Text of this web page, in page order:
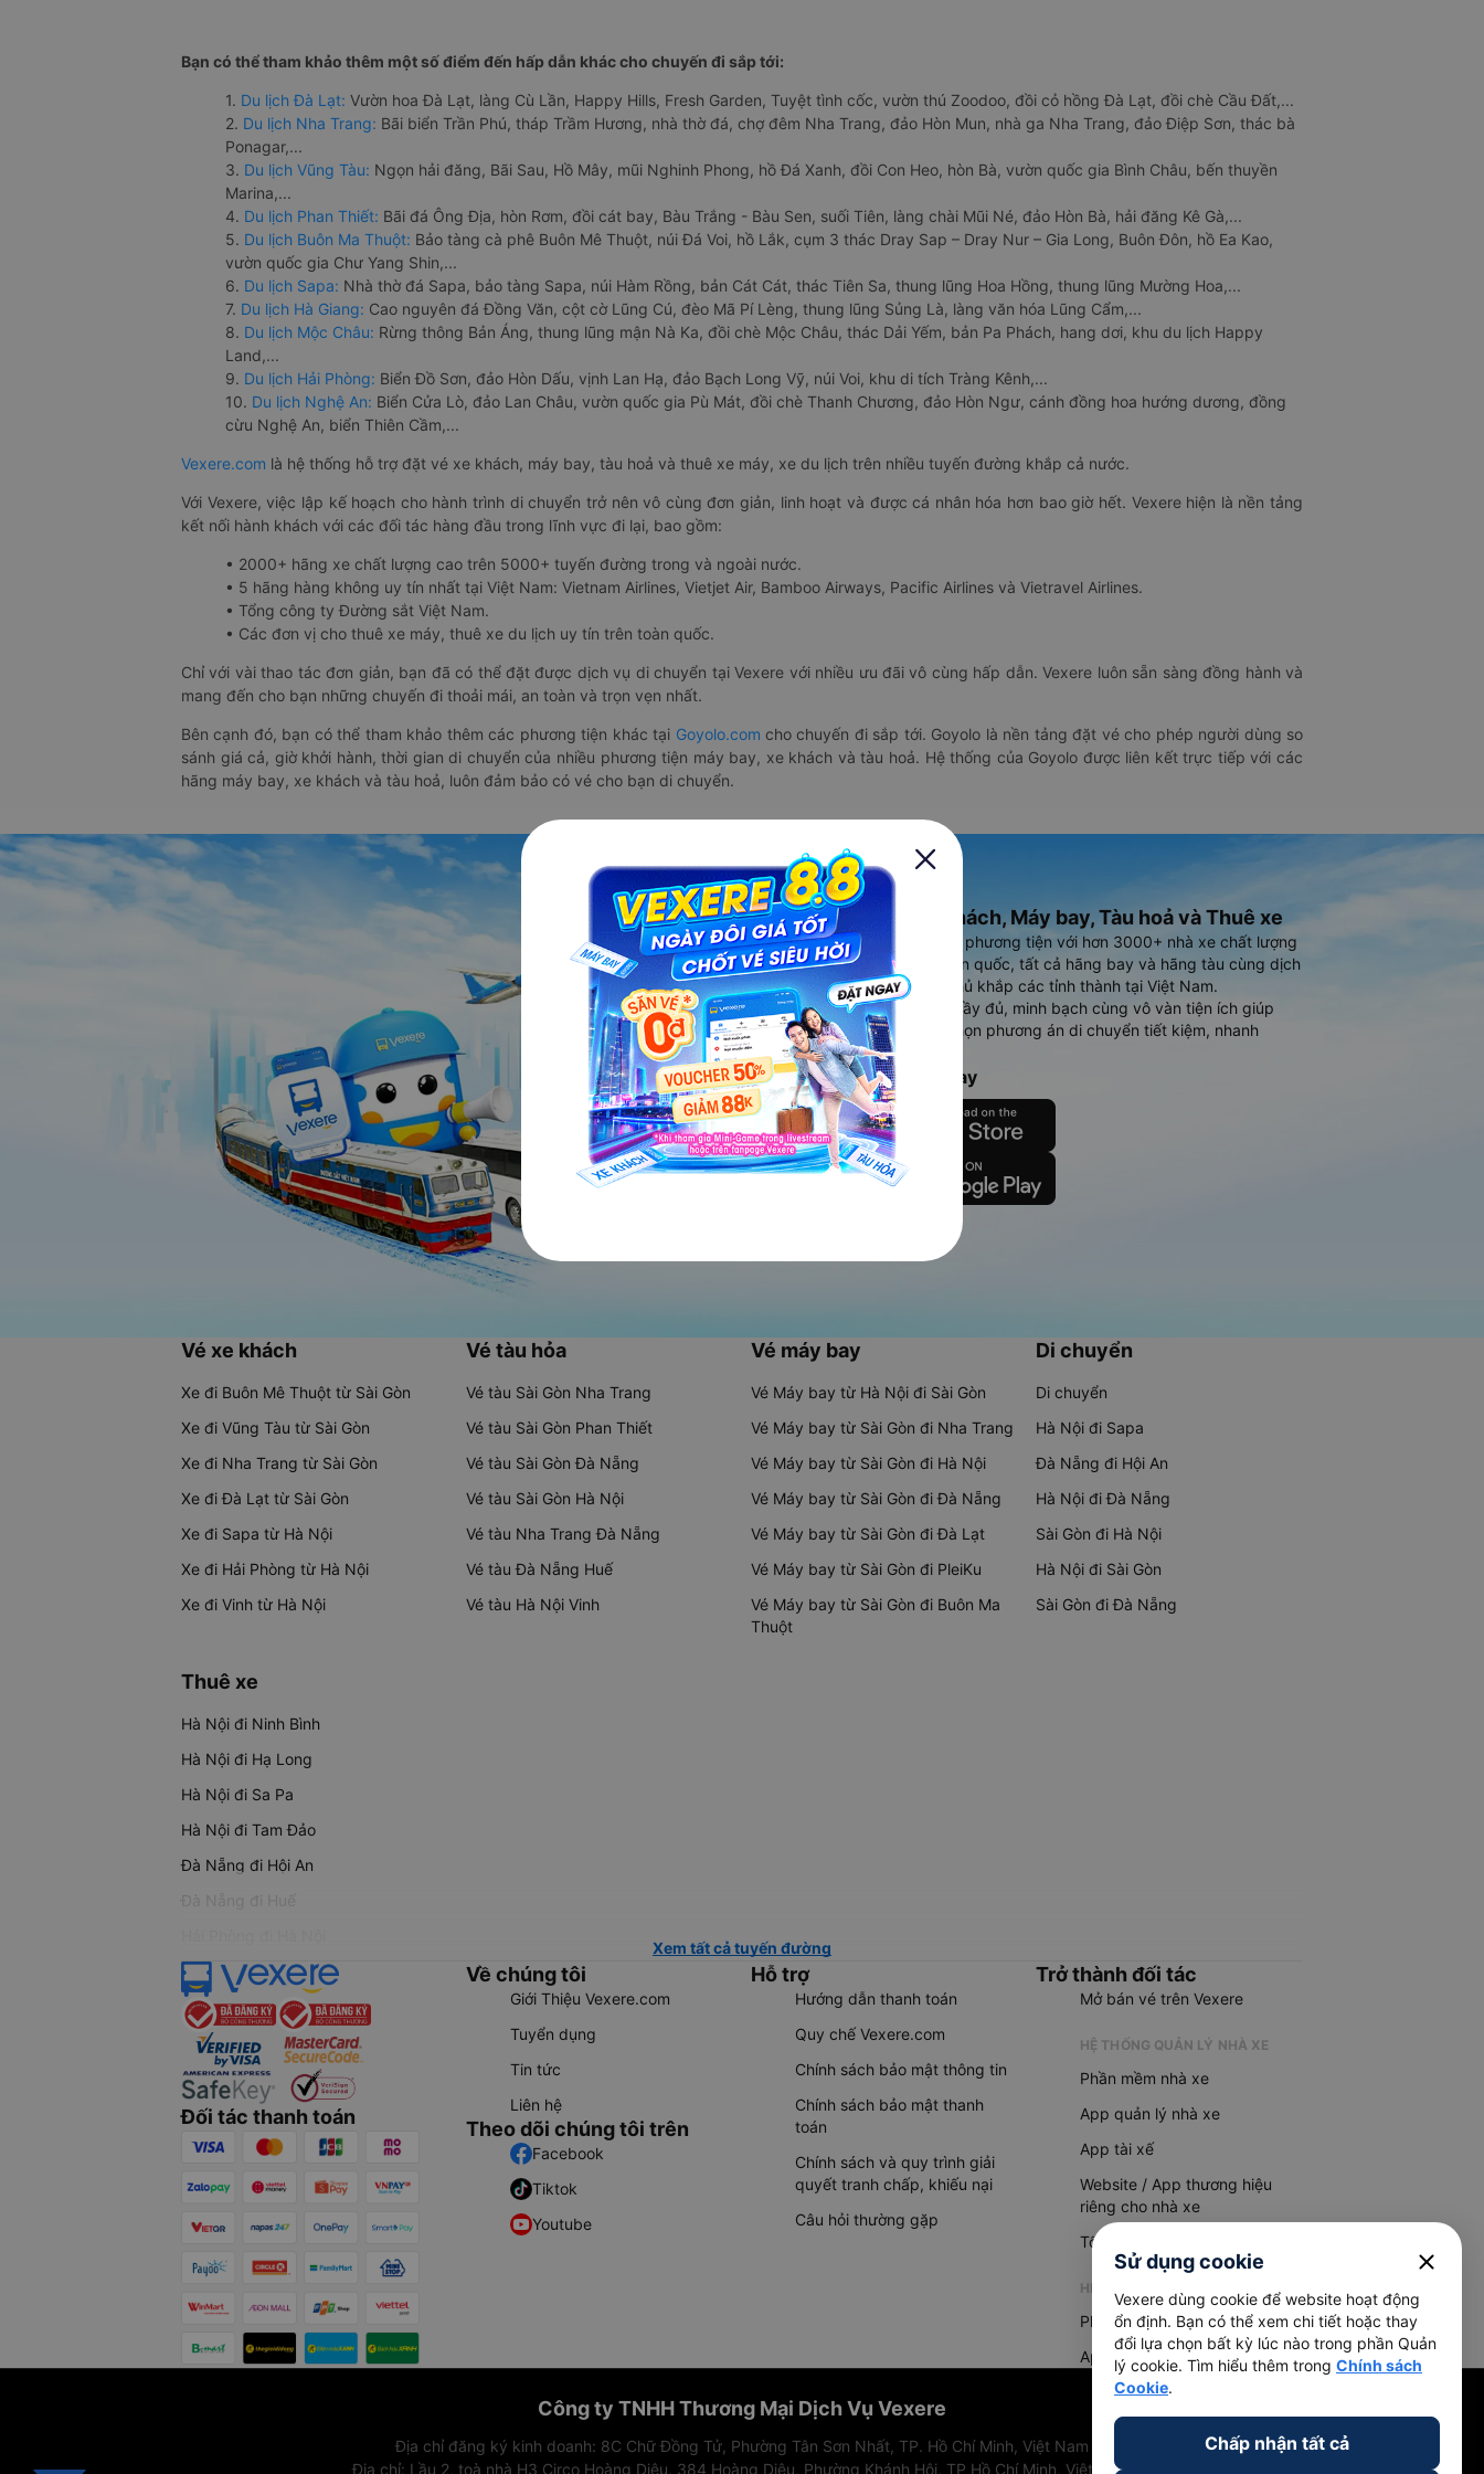
Bạn có thể tham khảo thêm một số điểm đến hấp dẫn khác cho chuyến đi sắp tới:
1. Du lịch Đà Lạt: Vườn hoa Đà Lạt, làng Cù Lần, Happy Hills, Fresh Garden, Tuyệt tình cốc, vườn thú Zoodoo, đồi cỏ hồng Đà Lạt, đồi chè Cầu Đất,...
2. Du lịch Nha Trang: Bãi biển Trần Phú, tháp Trầm Hương, nhà thờ đá, chợ đêm Nha Trang, đảo Hòn Mun, nhà ga Nha Trang, đảo Điệp Sơn, thác bà
Ponagar,...
3. Du lịch Vũng Tàu: Ngọn hải đăng, Bãi Sau, Hồ Mây, mũi Nghinh Phong, hồ Đá Xanh, đồi Con Heo, hòn Bà, vườn quốc gia Bình Châu, bến thuyền
Marina,...
4. Du lịch Phan Thiết: Bãi đá Ông Địa, hòn Rơm, đồi cát bay, Bàu Trắng - Bàu Sen, suối Tiên, làng chài Mũi Né, đảo Hòn Bà, hải đăng Kê Gà,...
5. Du lịch Buôn Ma Thuột: Bảo tàng cà phê Buôn Mê Thuột, núi Đá Voi, hồ Lắk, cụm 3 thác Dray Sap – Dray Nur – Gia Long, Buôn Đôn, hồ Ea Kao,
vườn quốc gia Chư Yang Shin,...
6. Du lịch Sapa: Nhà thờ đá Sapa, bảo tàng Sapa, núi Hàm Rồng, bản Cát Cát, thác Tiên Sa, thung lũng Hoa Hồng, thung lũng Mường Hoa,...
7. Du lịch Hà Giang: Cao nguyên đá Đồng Văn, cột cờ Lũng Cú, đèo Mã Pí Lèng, thung lũng Sủng Là, làng văn hóa Lũng Cẩm,...
8. Du lịch Mộc Châu: Rừng thông Bản Áng, thung lũng mận Nà Ka, đồi chè Mộc Châu, thác Dải Yếm, bản Pa Phách, hang dơi, khu du lịch Happy
Land,...
9. Du lịch Hải Phòng: Biển Đồ Sơn, đảo Hòn Dấu, vịnh Lan Hạ, đảo Bạch Long Vỹ, núi Voi, khu di tích Tràng Kênh,...
10. Du lịch Nghệ An: Biển Cửa Lò, đảo Lan Châu, vườn quốc gia Pù Mát, đồi chè Thanh Chương, đảo Hòn Ngư, cánh đồng hoa hướng dương, đồng
cừu Nghệ An, biển Thiên Cầm,...
Vexere.com là hệ thống hỗ trợ đặt vé xe khách, máy bay, tàu hoả và thuê xe máy, xe du lịch trên nhiều tuyến đường khắp cả nước.
Với Vexere, việc lập kế hoạch cho hành trình di chuyển trở nên vô cùng đơn giản, linh hoạt và được cá nhân hóa hơn bao giờ hết. Vexere hiện là nền tảng
kết nối hành khách với các đối tác hàng đầu trong lĩnh vực đi lại, bao gồm:
• 2000+ hãng xe chất lượng cao trên 5000+ tuyến đường trong và ngoài nước.
• 5 hãng hàng không uy tín nhất tại Việt Nam: Vietnam Airlines, Vietjet Air, Bamboo Airways, Pacific Airlines và Vietravel Airlines.
• Tổng công ty Đường sắt Việt Nam.
• Các đơn vị cho thuê xe máy, thuê xe du lịch uy tín trên toàn quốc.
Chỉ với vài thao tác đơn giản, bạn đã có thể đặt được dịch vụ di chuyển tại Vexere với nhiều ưu đãi vô cùng hấp dẫn. Vexere luôn sẵn sàng đồng hành và
mang đến cho bạn những chuyến đi thoải mái, an toàn và trọn vẹn nhất.
Bên cạnh đó, bạn có thể tham khảo thêm các phương tiện khác tại Goyolo.com cho chuyến đi sắp tới. Goyolo là nền tảng đặt vé cho phép người dùng so
sánh giá cả, giờ khởi hành, thời gian di chuyển của nhiều phương tiện máy bay, xe khách và tàu hoả. Hệ thống của Goyolo được liên kết trực tiếp với các
hãng máy bay, xe khách và tàu hoả, luôn đảm bảo có vé cho bạn di chuyển.
Ứng dụng đặt vé Xe khách, Máy bay, Tàu hoả và Thuê xe
Vexere - ứng dụng đặt vé đa phương tiện với hơn 3000+ nhà xe chất lượng
cao, 5000+ tuyến đường toàn quốc, tất cả hãng bay và hãng tàu cùng dịch
vụ thuê xe máy, xe du lịch phủ khắp các tỉnh thành tại Việt Nam.
Ứng dụng hiển thị thông tin đầy đủ, minh bạch cùng vô vàn tiện ích giúp
người dùng so sánh và lựa chọn phương án di chuyển tiết kiệm, nhanh
chóng và phù hợp nhất.
Tải ứng dụng Vexere ngay
Vé xe khách
Xe đi Buôn Mê Thuột từ Sài Gòn
Xe đi Vũng Tàu từ Sài Gòn
Xe đi Nha Trang từ Sài Gòn
Xe đi Đà Lạt từ Sài Gòn
Xe đi Sapa từ Hà Nội
Xe đi Hải Phòng từ Hà Nội
Xe đi Vinh từ Hà Nội
Vé tàu hỏa
Vé tàu Sài Gòn Nha Trang
Vé tàu Sài Gòn Phan Thiết
Vé tàu Sài Gòn Đà Nẵng
Vé tàu Sài Gòn Hà Nội
Vé tàu Nha Trang Đà Nẵng
Vé tàu Đà Nẵng Huế
Vé tàu Hà Nội Vinh
Vé máy bay
Vé Máy bay từ Hà Nội đi Sài Gòn
Vé Máy bay từ Sài Gòn đi Nha Trang
Vé Máy bay từ Sài Gòn đi Hà Nội
Vé Máy bay từ Sài Gòn đi Đà Nẵng
Vé Máy bay từ Sài Gòn đi Đà Lạt
Vé Máy bay từ Sài Gòn đi PleiKu
Vé Máy bay từ Sài Gòn đi Buôn Ma
Thuột
Di chuyển
Di chuyển
Hà Nội đi Sapa
Đà Nẵng đi Hội An
Hà Nội đi Đà Nẵng
Sài Gòn đi Hà Nội
Hà Nội đi Sài Gòn
Sài Gòn đi Đà Nẵng
Thuê xe
Hà Nội đi Ninh Bình
Hà Nội đi Hạ Long
Hà Nội đi Sa Pa
Hà Nội đi Tam Đảo
Đà Nẵng đi Hội An
Đà Nẵng đi Huế
Xem tất cả tuyến đường
Đối tác thanh toán
Về chúng tôi
Giới Thiệu Vexere.com
Tuyển dụng
Tin tức
Liên hệ
Theo dõi chúng tôi trên
Facebook
Tiktok
Youtube
Hỗ trợ
Hướng dẫn thanh toán
Quy chế Vexere.com
Chính sách bảo mật thông tin
Chính sách bảo mật thanh
toán
Chính sách và quy trình giải
quyết tranh chấp, khiếu nại
Câu hỏi thường gặp
Trở thành đối tác
Mở bán vé trên Vexere
HỆ THỐNG QUẢN LÝ NHÀ XE
Phần mềm nhà xe
App quản lý nhà xe
App tài xế
Website / App thương hiệu
riêng cho nhà xe
Tổng đài AI
HỆ THỐNG QUẢN LÝ HÀNG HOÁ
Phần mềm quản lý hàng hoá
App quản lý hàng hoá
Công ty TNHH Thương Mại Dịch Vụ Vexere
Địa chỉ đăng ký kinh doanh: 8C Chữ Đồng Tử, Phường Tân Sơn Nhất, TP. Hồ Chí Minh, Việt Nam
Địa chỉ: Lầu 2, toà nhà H3 Circo Hoàng Diệu, 384 Hoàng Diệu, Phường Khánh Hội, TP Hồ Chí Minh, Việt Nam
Sử dụng cookie close
Vexere dùng cookie để website hoạt động
ổn định. Bạn có thể xem chi tiết hoặc thay
đổi lựa chọn bất kỳ lúc nào trong phần Quản
lý cookie. Tìm hiểu thêm trong Chính sách
Cookie.
Chấp nhận tất cả